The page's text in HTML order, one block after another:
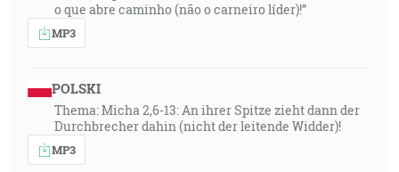
o que abre caminho (não o carneiro líder)!”
MP3
POLSKI
Thema: Micha 2,6-13: An ihrer Spitze zieht dann der
Durchbrecher dahin (nicht der leitende Widder)!
MP3